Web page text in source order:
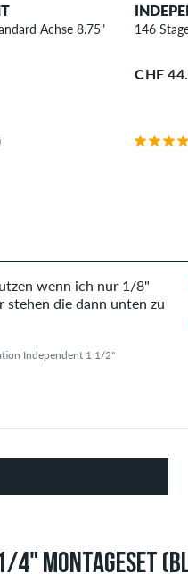
Achse 8.75" 146
CHF
wenn ich nur 1/8"
stehen die dann unten zu
Independent 1 1/2"
4" MONTAGESET